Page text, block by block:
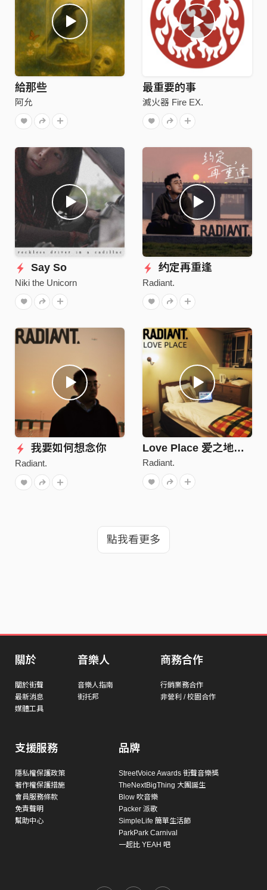
給那些
阿允
最重要的事
滅火器 Fire EX.
Say So
Niki the Unicorn
约定再重逢
Radiant.
我要如何想念你
Radiant.
Love Place 爱之地（Demo Version）
Radiant.
點我看更多
關於
關於街聲
最新消息
媒體工具
音樂人
音樂人指南
街托邦
商務合作
行銷業務合作
非營利 / 校園合作
支援服務
隱私權保護政策
著作權保護措施
會員服務條款
免責聲明
幫助中心
品牌
StreetVoice Awards 街聲音樂獎
TheNextBigThing 大團誕生
Blow 吹音樂
Packer 派歌
SimpleLife 簡單生活節
ParkPark Carnival
一起比 YEAH 吧